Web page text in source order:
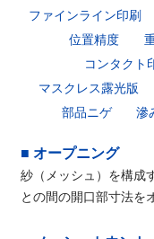
ファインライン印刷
位置精度
コンタクト
マスクレス露光版
部品ニゲ
滲
■ オープニング
紗（メッシュ）を構成
との間の開口部寸法を